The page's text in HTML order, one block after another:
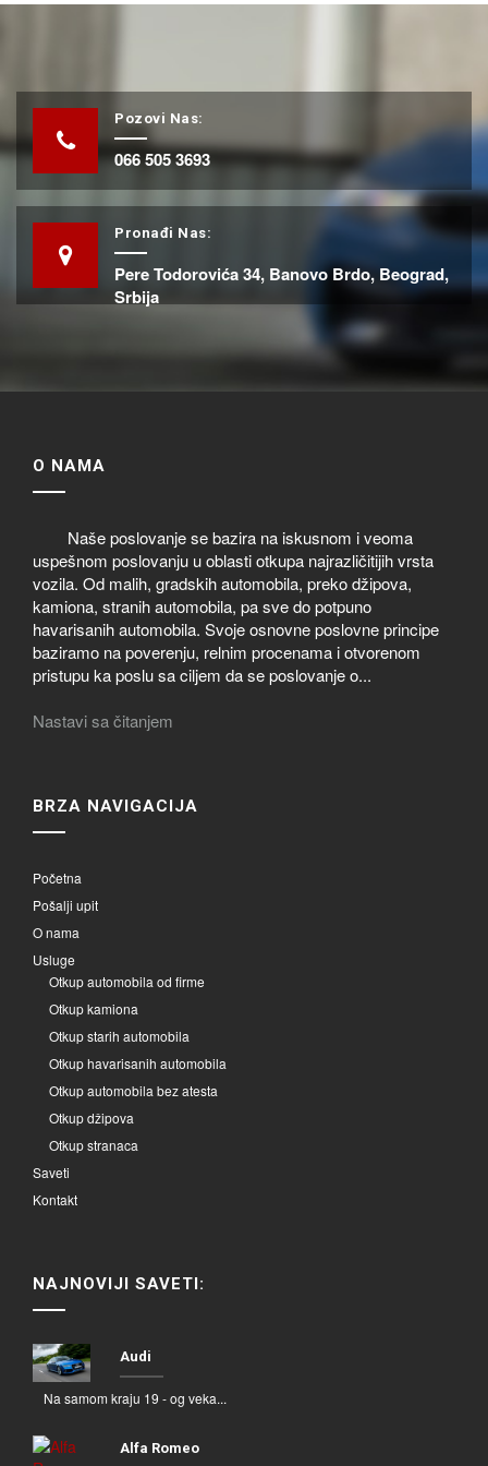
Pozovi Nas:
066 505 3693
Pronađi Nas:
Pere Todorovića 34, Banovo Brdo, Beograd,
Srbija
O NAMA
Naše poslovanje se bazira na iskusnom i veoma
uspešnom poslovanju u oblasti otkupa najrazličitijih vrsta
vozila. Od malih, gradskih automobila, preko džipova,
kamiona, stranih automobila, pa sve do potpuno
havarisanih automobila. Svoje osnovne poslovne principe
baziramo na poverenju, relnim procenama i otvorenom
pristupu ka poslu sa ciljem da se poslovanje o...
Nastavi sa čitanjem
BRZA NAVIGACIJA
Početna
Pošalji upit
O nama
Usluge
Otkup automobila od firme
Otkup kamiona
Otkup starih automobila
Otkup havarisanih automobila
Otkup automobila bez atesta
Otkup džipova
Otkup stranaca
Saveti
Kontakt
NAJNOVIJI SAVETI:
Audi
Na samom kraju 19 - og veka...
Alfa Romeo